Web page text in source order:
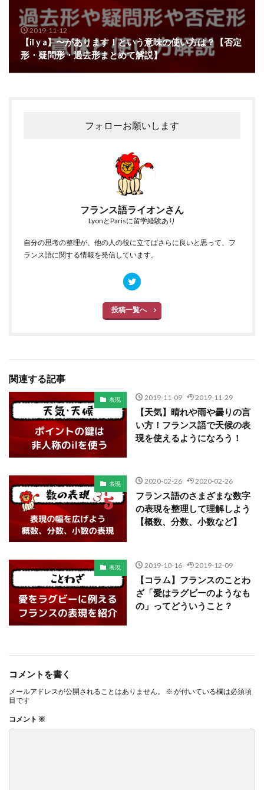
2019-11-12
【il y a】〜があります！という意味の使い方は？【否定
形・疑問形・過去形まとめて解説】
フォローお願いします
フランス語ライオンさん
LyonとParisに留学経験あり
自分の思考の整理が、他の人の役に立てばさらに良いと思って、フ
ランス語に関する情報を発信しています。
投稿一覧へ
関連する記事
表現 2019-11-09 2019-11-29
【天気】晴れや雨や曇りの言
い方！フランス語で天候の表
現を使えるようになろう！
表現 2020-02-26 2020-02-26
フランス語のさまざまな数字
の表現を整理して理解しよう
【概数、分数、小数など】
表現 2019-10-16 2019-12-09
【コラム】フランスのことわ
ざ「愛はラグビーのようなも
の」ってどういうこと？
コメントを書く
メールアドレスが公開されることはありません。 ※ が付いている欄は必須項
目です
コメント ※